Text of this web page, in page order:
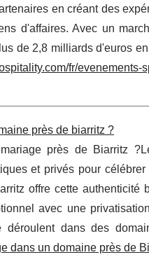
en créant des
d'affaires. Avec un
de 2,8 milliards d'euros
fr/evenements-
près de biarritz ?
près de Biarritz
et privés pour
offre cette authenticité
avec une
dans des
dans un domaine près de